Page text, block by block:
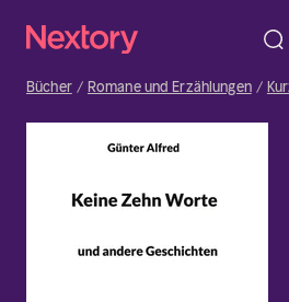
Bücher Romane und Erzählungen